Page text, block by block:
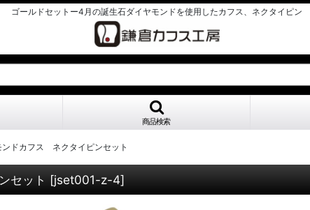
ゴールドセットー4月の誕生石ダイヤモンドを使用したカフス、ネクタイピン
商品検索
ドカフス ネクタイピンセット
セット [jset001-z-4]